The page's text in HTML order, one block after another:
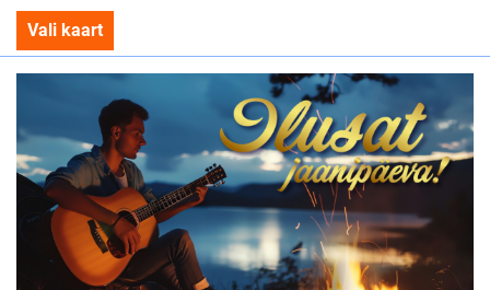
Vali kaart